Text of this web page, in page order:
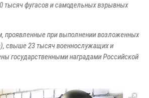
тысяч фугасов и самодельных взрывных
проявленные при выполнении возложенных
свыше 23 тысяч военнослужащих и
государственными наградами Российской